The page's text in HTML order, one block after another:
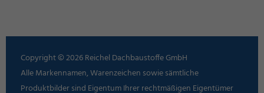
Copyright © 2026 Reichel Dachbaustoffe GmbH
Alle Markennamen, Warenzeichen sowie sämtliche
Produktbilder sind Eigentum Ihrer rechtmäßigen Eigentümer